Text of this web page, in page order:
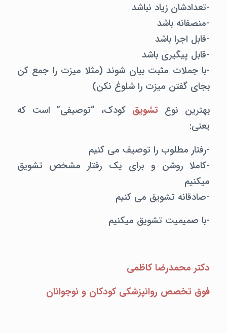
-تعدادشان زیاد نباشد
-منصفانه باشد
-قابل اجرا باشد
-قابل پیگیری باشد
-با جملات مثبت بیان شوند (مثلا میزت را جمع کن
بجای گفتن میزت را شلوغ نکن)
بهترین نوع تشویق کودک، “توصیفی” است که
یعنی:
-رفتار مطلوب را توصیف می کنیم
-کاملا روشن و برای یک رفتار مشخص تشویق
میکنیم
-صادقانه تشویق می کنیم
-با صمیمیت تشویق میکنیم
دکتر محمدرضا کاظمی
فوق تخصص روانپزشکی کودکان و نوجوانان